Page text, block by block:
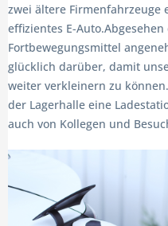
zwei ältere Firmenfahrzeuge
effizientes E-
Fortbewegungsmittel
glücklich darüber, damit
weiter verkleinern zu können.
der Lagerhalle eine
auch von Kollegen und